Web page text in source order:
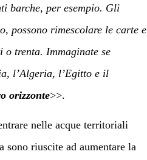
barche, per esempio. Gli
possono rimescolare le carte e
trenta. Immaginate se
l’Algeria, l’Egitto e il
orizzonte>>.
nelle acque territoriali
sono riuscite ad aumentare la